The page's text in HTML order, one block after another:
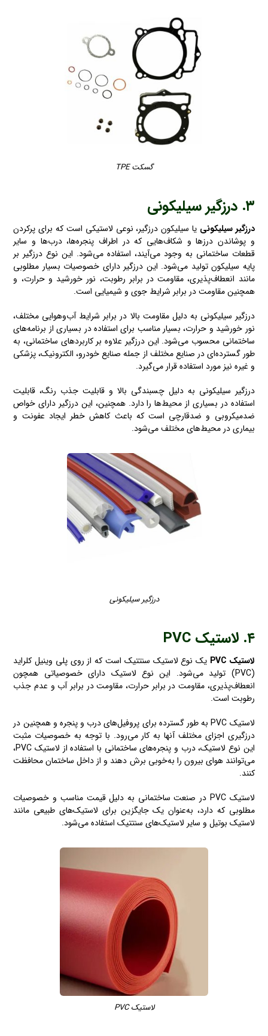
گسکت TPE
۳. درزگیر سیلیکونی
درزگیر سیلیکونی یا سیلیکون درزگیر، نوعی لاستیکی است که برای پرکردن
و پوشاندن درزها و شکاف‌هایی که در اطراف پنجره‌ها، درب‌ها و سایر
قطعات ساختمانی به وجود می‌آیند، استفاده می‌شود. این نوع درزگیر بر
پایه سیلیکون تولید می‌شود. این درزگیر دارای خصوصیات بسیار مطلوبی
مانند انعطاف‌پذیری، مقاومت در برابر رطوبت، نور خورشید و حرارت، و
همچنین مقاومت در برابر شرایط جوی و شیمیایی است.
درزگیر سیلیکونی به دلیل مقاومت بالا در برابر شرایط آب‌وهوایی مختلف،
نور خورشید و حرارت، بسیار مناسب برای استفاده در بسیاری از برنامه‌های
ساختمانی محسوب می‌شود. این درزگیر علاوه بر کاربردهای ساختمانی، به
طور گسترده‌ای در صنایع مختلف از جمله صنایع خودرو، الکترونیک، پزشکی
و غیره نیز مورد استفاده قرار می‌گیرد.
درزگیر سیلیکونی به دلیل چسبندگی بالا و قابلیت جذب رنگ، قابلیت
استفاده در بسیاری از محیط‌ها را دارد. همچنین، این درزگیر دارای خواص
ضدمیکروبی و ضدقارچی است که باعث کاهش خطر ایجاد عفونت و
بیماری در محیط‌های مختلف می‌شود.
درزگیر سیلیکونی
۴. لاستیک PVC
لاستیک PVC
یک نوع لاستیک سنتتیک است که از روی پلی وینیل کلراید
(PVC) تولید می‌شود. این نوع لاستیک دارای خصوصیاتی همچون
انعطاف‌پذیری، مقاومت در برابر حرارت، مقاومت در برابر آب و عدم جذب
رطوبت است.
لاستیک PVC به طور گسترده برای پروفیل‌های درب و پنجره و همچنین در
درزگیری اجزای مختلف آنها به کار می‌رود. با توجه به خصوصیات مثبت
این نوع لاستیک، درب و پنجره‌های ساختمانی با استفاده از لاستیک PVC،
می‌توانند هوای بیرون را به‌خوبی برش دهند و از داخل ساختمان محافظت
کنند.
لاستیک PVC در صنعت ساختمانی به دلیل قیمت مناسب و خصوصیات
مطلوبی که دارد، به‌عنوان یک جایگزین برای لاستیک‌های طبیعی مانند
لاستیک بوتیل و سایر لاستیک‌های سنتتیک استفاده می‌شود.
لاستیک PVC